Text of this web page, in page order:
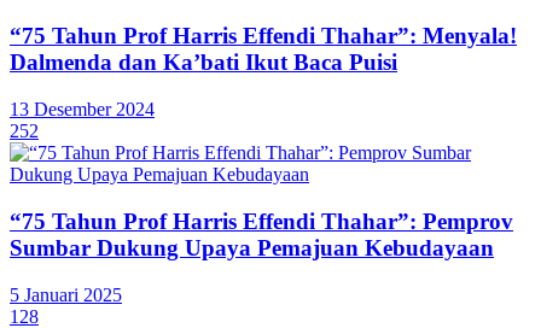
“75 Tahun Prof Harris Effendi Thahar”: Menyala!
Dalmenda dan Ka’bati Ikut Baca Puisi
13 Desember 2024
252
“75 Tahun Prof Harris Effendi Thahar”: Pemprov
Sumbar Dukung Upaya Pemajuan Kebudayaan
5 Januari 2025
128